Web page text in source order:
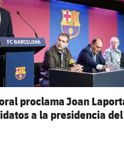
proclama Joan
a la presidencia